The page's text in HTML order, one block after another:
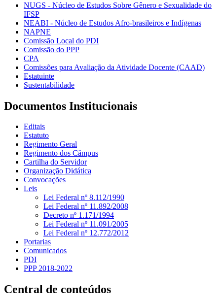
NUGS - Núcleo de Estudos Sobre Gênero e Sexualidade do
IFSP
NEABI - Núcleo de Estudos Afro-brasileiros e Indígenas
NAPNE
Comissão Local do PDI
Comissão do PPP
CPA
Comissões para Avaliação da Atividade Docente (CAAD)
Estatuinte
Sustentabilidade
Documentos Institucionais
Editais
Estatuto
Regimento Geral
Regimento dos Câmpus
Cartilha do Servidor
Organização Didática
Convocações
Leis
Lei Federal nº 8.112/1990
Lei Federal nº 11.892/2008
Decreto nº 1.171/1994
Lei Federal nº 11.091/2005
Lei Federal nº 12.772/2012
Portarias
Comunicados
PDI
PPP 2018-2022
Central de conteúdos